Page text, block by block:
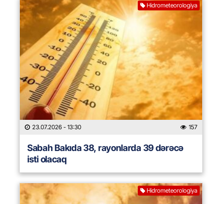
Hidrometeorologiya
23.07.2026 - 13:30 157
Sabah Bakıda 38, rayonlarda 39 dərəcə
isti olacaq
Hidrometeorologiya